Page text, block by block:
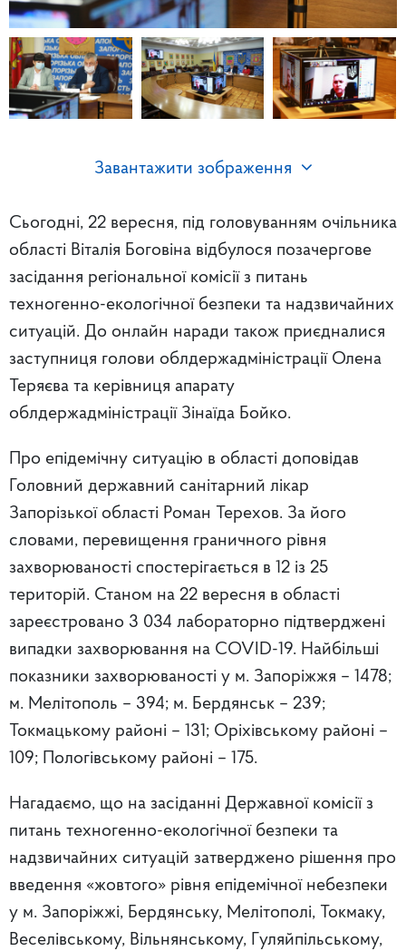
Завантажити зображення
Сьогодні, 22 вересня, під головуванням очільника
області Віталія Боговіна відбулося позачергове
засідання регіональної комісії з питань
техногенно-екологічної безпеки та надзвичайних
ситуацій. До онлайн наради також приєдналися
заступниця голови облдержадміністрації Олена
Теряєва та керівниця апарату
облдержадміністрації Зінаїда Бойко.
Про епідемічну ситуацію в області доповідав
Головний державний санітарний лікар
Запорізької області Роман Терехов. За його
словами, перевищення граничного рівня
захворюваності спостерігається в 12 із 25
територій. Станом на 22 вересня в області
зареєстровано 3 034 лабораторно підтверджені
випадки захворювання на COVID-19. Найбільші
показники захворюваності у м. Запоріжжя – 1478;
м. Мелітополь – 394; м. Бердянськ – 239;
Токмацькому районі – 131; Оріхівському районі –
109; Пологівському районі – 175.
Нагадаємо, що на засіданні Державної комісії з
питань техногенно-екологічної безпеки та
надзвичайних ситуацій затверджено рішення про
введення «жовтого» рівня епідемічної небезпеки
у м. Запоріжжі, Бердянську, Мелітополі, Токмаку,
Веселівському, Вільнянському, Гуляйпільському,